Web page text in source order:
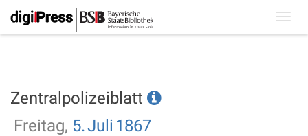
Zentralpolizeiblatt
Freitag, 5.Juli 1867